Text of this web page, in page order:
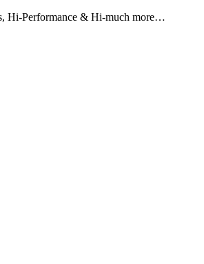
Hi-Performance & Hi-much more…